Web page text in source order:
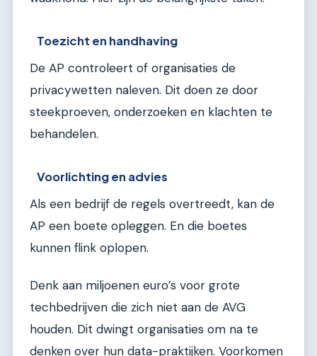
Toezicht en handhaving
De AP controleert of organisaties de
privacywetten naleven. Dit doen ze door
steekproeven, onderzoeken en klachten te
behandelen.
Voorlichting en advies
Als een bedrijf de regels overtreedt, kan de
AP een boete opleggen. En die boetes
kunnen flink oplopen.
Denk aan miljoenen euro’s voor grote
techbedrijven die zich niet aan de AVG
houden. Dit dwingt organisaties om na te
denken over hun data-praktijken. Voorkomen